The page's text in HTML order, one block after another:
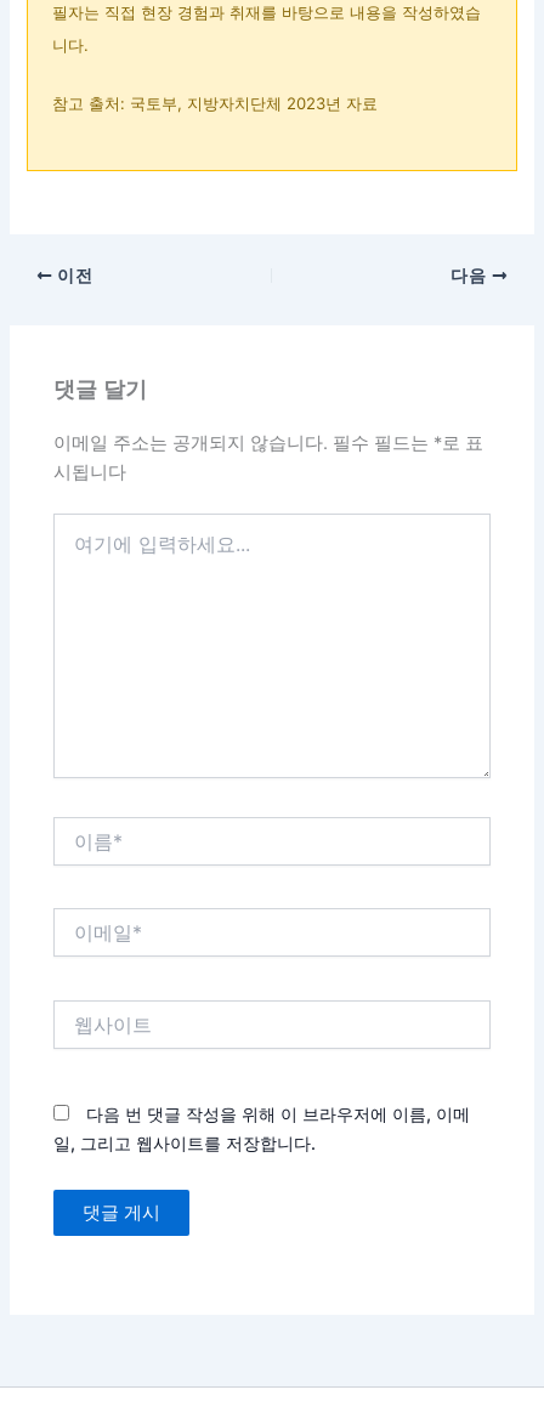
필자는 직접 현장 경험과 취재를 바탕으로 내용을 작성하였습
니다.
참고 출처: 국토부, 지방자치단체 2023년 자료
이전 다음
댓글 달기
이메일 주소는 공개되지 않습니다. 필수 필드는 *로 표
시됩니다
다음 번 댓글 작성을 위해 이 브라우저에 이름, 이메
일, 그리고 웹사이트를 저장합니다.